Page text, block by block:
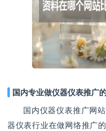
国内专业做仪器仪表推广
国内仪器仪表推广网
器仪表行业在做网络推广